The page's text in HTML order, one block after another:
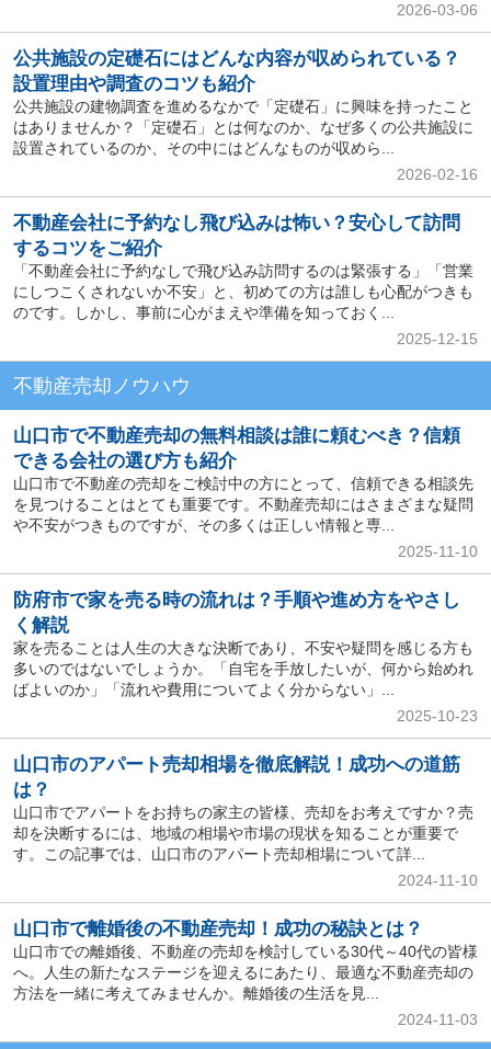
2026-03-06
公共施設の定礎石にはどんな内容が収められている？
設置理由や調査のコツも紹介
公共施設の建物調査を進めるなかで「定礎石」に興味を持ったこと
はありませんか？「定礎石」とは何なのか、なぜ多くの公共施設に
設置されているのか、その中にはどんなものが収めら...
2026-02-16
不動産会社に予約なし飛び込みは怖い？安心して訪問
するコツをご紹介
「不動産会社に予約なしで飛び込み訪問するのは緊張する」「営業
にしつこくされないか不安」と、初めての方は誰しも心配がつきも
のです。しかし、事前に心がまえや準備を知っておく...
2025-12-15
不動産売却ノウハウ
山口市で不動産売却の無料相談は誰に頼むべき？信頼
できる会社の選び方も紹介
山口市で不動産の売却をご検討中の方にとって、信頼できる相談先
を見つけることはとても重要です。不動産売却にはさまざまな疑問
や不安がつきものですが、その多くは正しい情報と専...
2025-11-10
防府市で家を売る時の流れは？手順や進め方をやさし
く解説
家を売ることは人生の大きな決断であり、不安や疑問を感じる方も
多いのではないでしょうか。「自宅を手放したいが、何から始めれ
ばよいのか」「流れや費用についてよく分からない」...
2025-10-23
山口市のアパート売却相場を徹底解説！成功への道筋
は？
山口市でアパートをお持ちの家主の皆様、売却をお考えですか？売
却を決断するには、地域の相場や市場の現状を知ることが重要で
す。この記事では、山口市のアパート売却相場について詳...
2024-11-10
山口市で離婚後の不動産売却！成功の秘訣とは？
山口市での離婚後、不動産の売却を検討している30代～40代の皆様
へ。人生の新たなステージを迎えるにあたり、最適な不動産売却の
方法を一緒に考えてみませんか。離婚後の生活を見...
2024-11-03